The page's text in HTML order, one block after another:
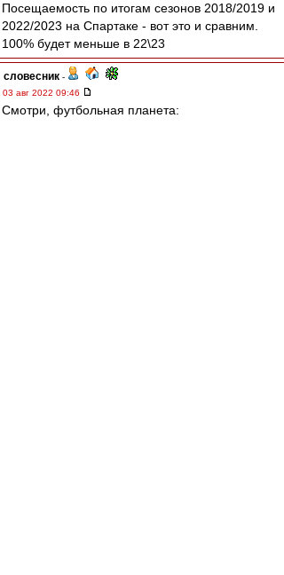
Посещаемость по итогам сезонов 2018/2019 и
2022/2023 на Спартаке - вот это и сравним.
100% будет меньше в 22\23
словесник -
03 авг 2022 09:46
Смотри, футбольная планета: